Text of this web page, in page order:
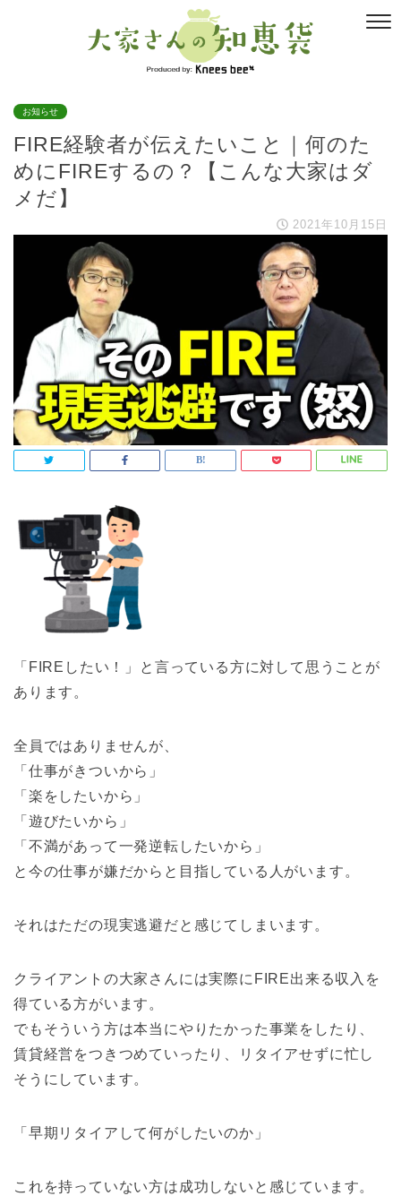
お知らせ
FIRE経験者が伝えたいこと｜何のた
めにFIREするの？【こんな大家はダ
メだ】
2021年10月15日
「FIREしたい！」と言っている方に対して思うことが
あります。
全員ではありませんが、
「仕事がきついから」
「楽をしたいから」
「遊びたいから」
「不満があって一発逆転したいから」
と今の仕事が嫌だからと目指している人がいます。
それはただの現実逃避だと感じてしまいます。
クライアントの大家さんには実際にFIRE出来る収入を
得ている方がいます。
でもそういう方は本当にやりたかった事業をしたり、
賃貸経営をつきつめていったり、リタイアせずに忙し
そうにしています。
「早期リタイアして何がしたいのか」
これを持っていない方は成功しないと感じています。